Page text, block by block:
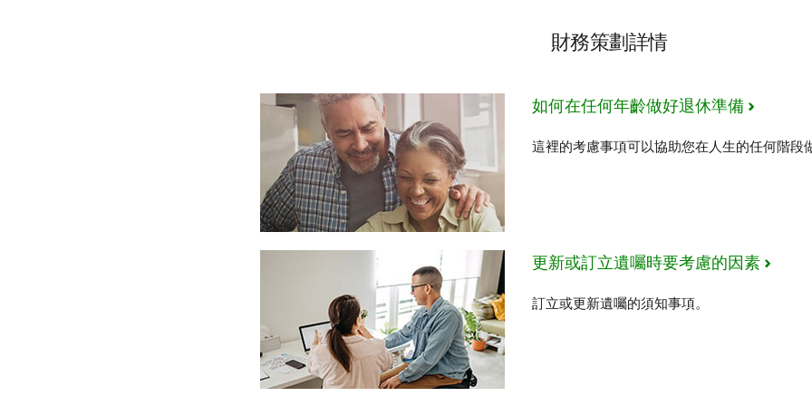
步驟4：制定財務計劃，包括實現目標的時間表。財務策劃詳情
如何在任何年齡做好退休準備
這裡的考慮事項可以協助您在人生的任何階段
更新或訂立遺囑時要考慮的因素
訂立或更新遺囑的須知事項。